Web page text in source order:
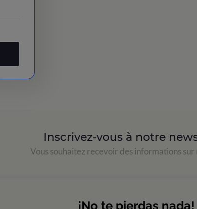
Inscrivez-vous à notre
Vous souhaitez recevoir des informations sur